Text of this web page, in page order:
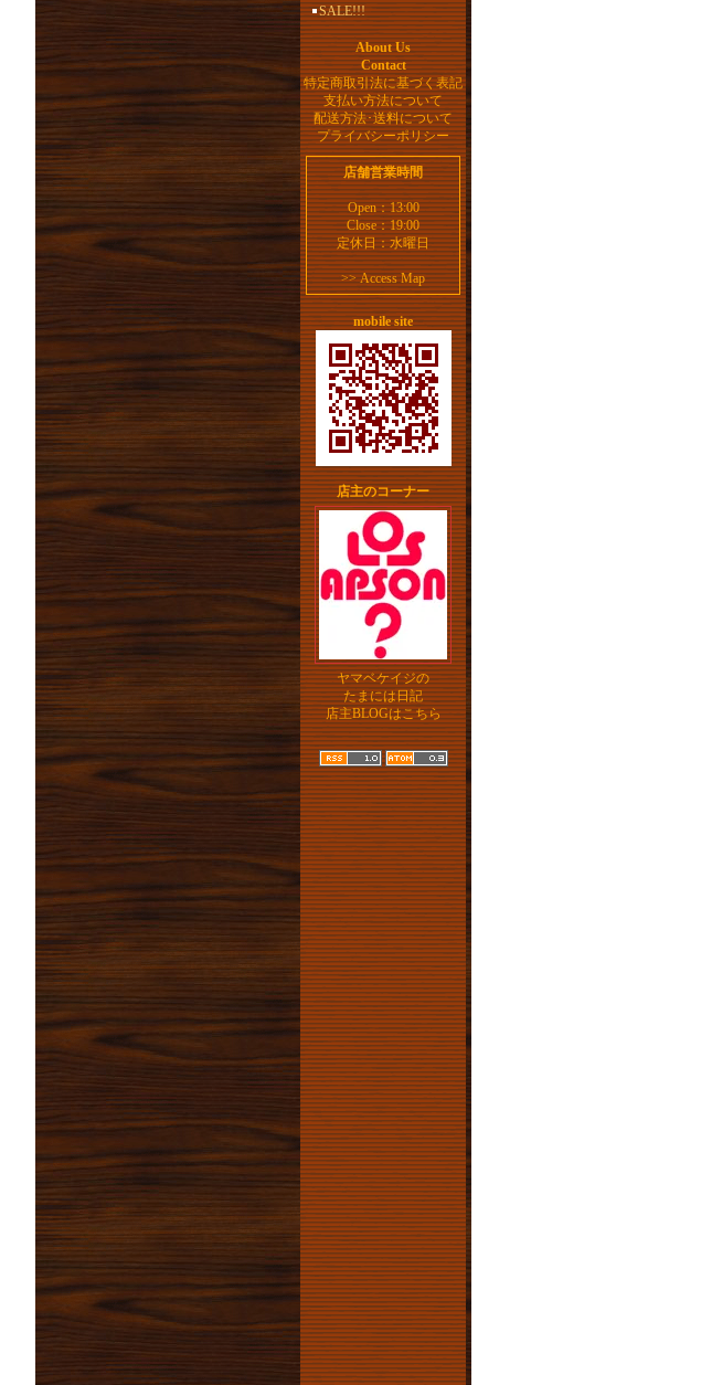
SALE!!!
About Us
Contact
特定商取引法に基づく表記
支払い方法について
配送方法･送料について
プライバシーポリシー
店舗営業時間
Open：13:00
Close：19:00
定休日：水曜日
>>Access Map
mobile site
店主のコーナー
ヤマベケイジの
たまには日記
店主BLOGはこちら